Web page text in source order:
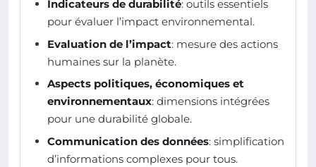
Indicateurs de durabilité: outils essentiels
pour évaluer l’impact environnemental.
Evaluation de l’impact: mesure des actions
humaines sur la planète.
Aspects politiques, économiques et
environnementaux: dimensions intégrées
pour une durabilité globale.
Communication des données: simplification
d’informations complexes pour tous.